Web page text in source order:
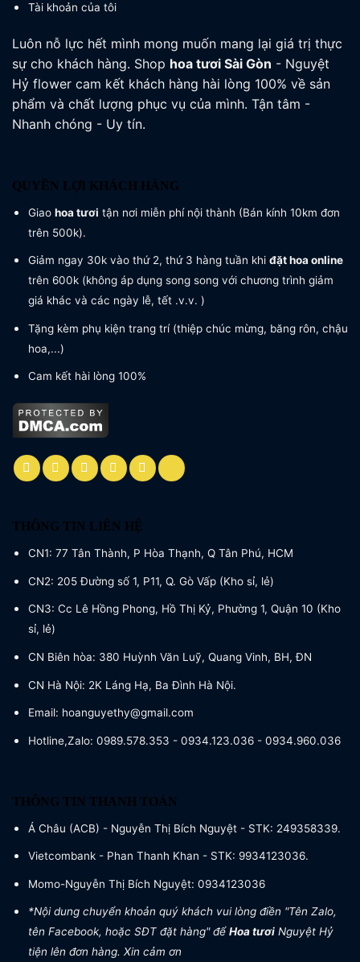
Tài khoản của tôi
Luôn nỗ lực hết mình mong muốn mang lại giá trị thực
sự cho khách hàng. Shop hoa tươi Sài Gòn - Nguyệt
Hỷ flower cam kết khách hàng hài lòng 100% về sản
phẩm và chất lượng phục vụ của mình. Tận tâm -
Nhanh chóng - Uy tín.
QUYỀN LỢI KHÁCH HÀNG
Giao hoa tươi tận nơi miễn phí nội thành (Bán kính 10km đơn
trên 500k).
Giảm ngay 30k vào thứ 2, thứ 3 hàng tuần khi đặt hoa online
trên 600k (không áp dụng song song với chương trình giảm
giá khác và các ngày lễ, tết .v.v. )
Tặng kèm phụ kiện trang trí (thiệp chúc mừng, băng rôn, chậu
hoa,...)
Cam kết hài lòng 100%
THÔNG TIN LIÊN HỆ
CN1: 77 Tân Thành, P Hòa Thạnh, Q Tân Phú, HCM
CN2: 205 Đường số 1, P11, Q. Gò Vấp (Kho sỉ, lẻ)
CN3: Cc Lê Hồng Phong, Hồ Thị Kỷ, Phường 1, Quận 10 (Kho
sỉ, lẻ)
CN Biên hòa: 380 Huỳnh Văn Luỹ, Quang Vinh, BH, ĐN
CN Hà Nội: 2K Láng Hạ, Ba Đình Hà Nội.
Email: hoanguyethy@gmail.com
Hotline,Zalo: 0989.578.353 - 0934.123.036 - 0934.960.036
THÔNG TIN THANH TOÁN
Á Châu (ACB) - Nguyễn Thị Bích Nguyệt - STK: 249358339.
Vietcombank - Phan Thanh Khan - STK: 9934123036.
Momo-Nguyễn Thị Bích Nguyệt: 0934123036
*Nội dung chuyển khoản quý khách vui lòng điền "Tên Zalo,
tên Facebook, hoặc SĐT đặt hàng" đểHoa tươi Nguyệt Hỷ
tiện lên đơn hàng. Xin cảm ơn